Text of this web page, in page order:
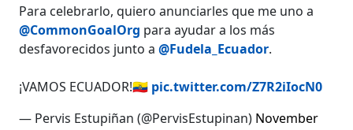
Para celebrarlo, quiero anunciarles que me uno a
@CommonGoalOrg para ayudar a los más
desfavorecidos junto a@Fudela_Ecuador.
¡VAMOS ECUADOR!🇪🇨 pic.twitter.com/Z7R2iIocN0
— Pervis Estupiñan (@PervisEstupinan) November